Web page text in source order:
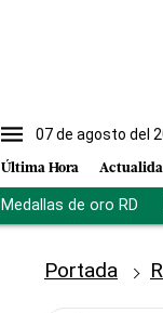
07 de agosto del
Última Hora
Medallas de oro RD
Portada